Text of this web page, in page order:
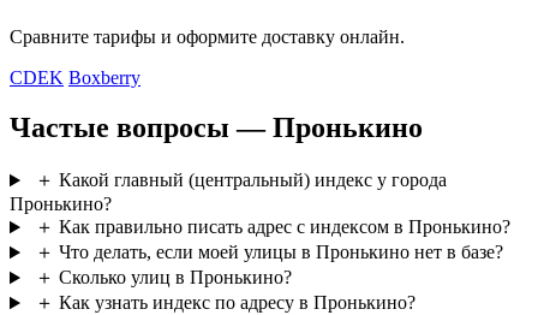
Сравните тарифы и оформите доставку онлайн.
CDEK Boxberry
Частые вопросы — Пронькино
＋ Какой главный (центральный) индекс у города
Пронькино?
＋ Как правильно писать адрес с индексом в Пронькино?
＋ Что делать, если моей улицы в Пронькино нет в базе?
＋ Сколько улиц в Пронькино?
＋ Как узнать индекс по адресу в Пронькино?